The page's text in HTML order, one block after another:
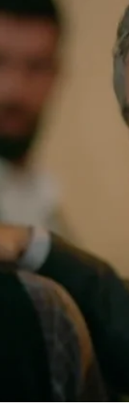
toda la
fue ella quien
muy
cómplices, pero